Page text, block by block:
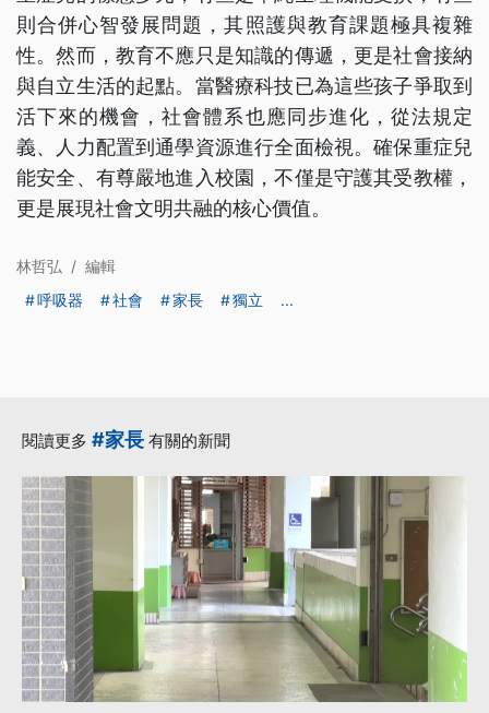
則合併心智發展問題，其照護與教育課題極具複雜
性。然而，教育不應只是知識的傳遞，更是社會接納
與自立生活的起點。當醫療科技已為這些孩子爭取到
活下來的機會，社會體系也應同步進化，從法規定
義、人力配置到通學資源進行全面檢視。確保重症兒
能安全、有尊嚴地進入校園，不僅是守護其受教權，
更是展現社會文明共融的核心價值。
林哲弘 / 編輯
呼吸器
社會 家長 獨立 ...
閱讀更多 #家長 有關的新聞